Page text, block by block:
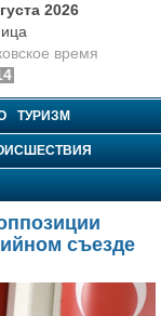
2026
время
ТУРИЗМ
съезде